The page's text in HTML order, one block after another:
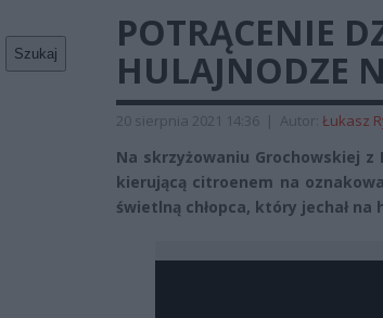
Szukaj
POTRĄCENIE
HULAJNODZE
20 sierpnia 2021 14:36 | Autor: Łukasz
Na skrzyżowaniu Grochowskiej z
kierującą citroenem na
świetlną chłopca, który jechał na